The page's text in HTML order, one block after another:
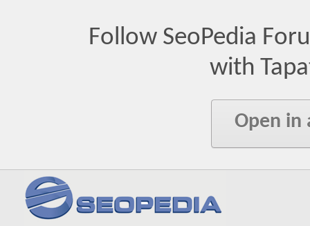
Follow SeoPedia
with
Open in